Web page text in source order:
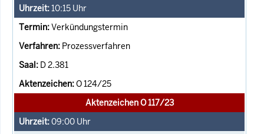
10:15 Uhr
Verkündungstermin
Prozessverfahren
D 2.381
O 124/25
Aktenzeichen O 117/23
09:00 Uhr